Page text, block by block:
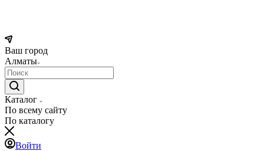
Ваш город
Алматы
Каталог
По всему сайту
По каталогу
Войти